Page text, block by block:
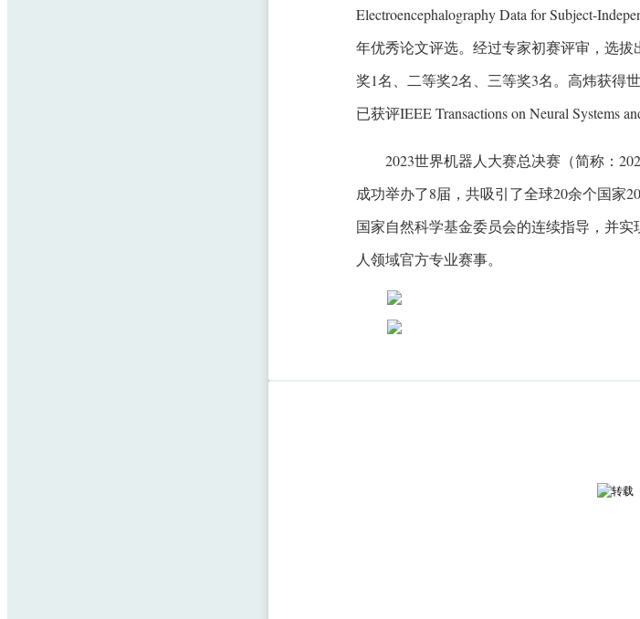
Electroencephalography Data for Subject-
年优秀论文评选。经过专家初赛评审，选
奖1名、二等奖2名、三等奖3名。高炜获得
已获评IEEE Transactions on Neural Systems
2023世界机器人大赛总决赛（简称：
成功举办了8届，共吸引了全球20余个国家
国家自然科学基金委员会的连续指导，并
人领域官方专业赛事。